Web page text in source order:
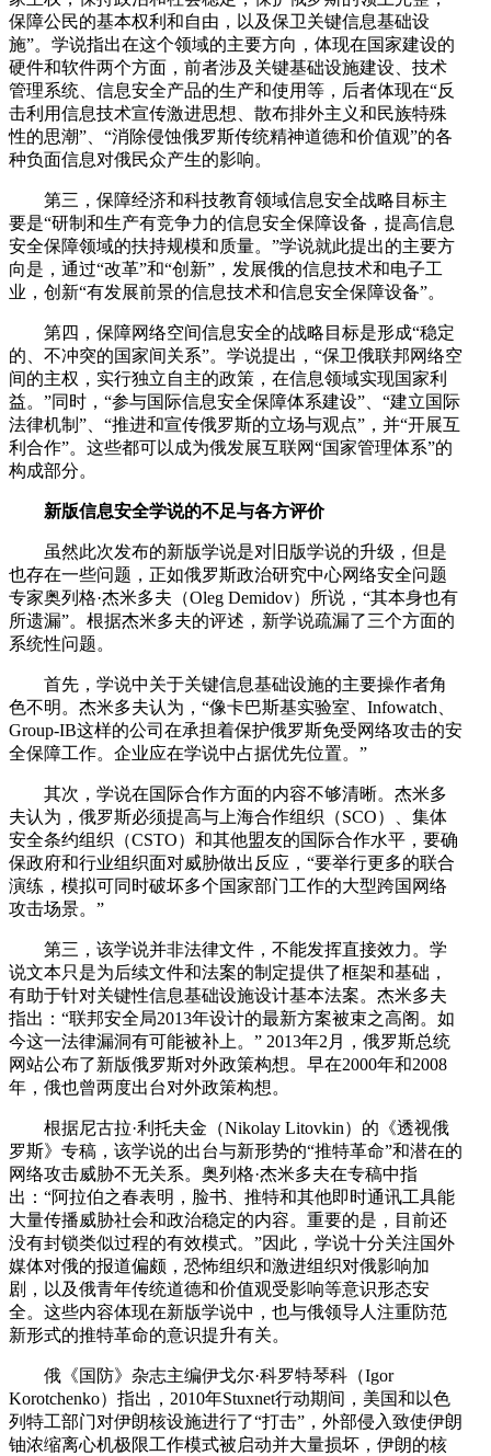
保障公民的基本权利和自由，以及保卫关键信息基础设
施”。学说指出在这个领域的主要方向，体现在国家建设的
硬件和软件两个方面，前者涉及关键基础设施建设、技术
管理系统、信息安全产品的生产和使用等，后者体现在“反
击利用信息技术宣传激进思想、散布排外主义和民族特殊
性的思潮”、“消除侵蚀俄罗斯传统精神道德和价值观”的各
种负面信息对俄民众产生的影响。
第三，保障经济和科技教育领域信息安全战略目标主
要是“研制和生产有竞争力的信息安全保障设备，提高信息
安全保障领域的扶持规模和质量。”学说就此提出的主要方
向是，通过“改革”和“创新”，发展俄的信息技术和电子工
业，创新“有发展前景的信息技术和信息安全保障设备”。
第四，保障网络空间信息安全的战略目标是形成“稳定
的、不冲突的国家间关系”。学说提出，“保卫俄联邦网络空
间的主权，实行独立自主的政策，在信息领域实现国家利
益。”同时，“参与国际信息安全保障体系建设”、“建立国际
法律机制”、“推进和宣传俄罗斯的立场与观点”，并“开展互
利合作”。这些都可以成为俄发展互联网“国家管理体系”的
构成部分。
新版信息安全学说的不足与各方评价
虽然此次发布的新版学说是对旧版学说的升级，但是
也存在一些问题，正如俄罗斯政治研究中心网络安全问题
专家奥列格·杰米多夫（Oleg Demidov）所说，“其本身也有
所遗漏”。根据杰米多夫的评述，新学说疏漏了三个方面的
系统性问题。
首先，学说中关于关键信息基础设施的主要操作者角
色不明。杰米多夫认为，“像卡巴斯基实验室、Infowatch、
Group-IB这样的公司在承担着保护俄罗斯免受网络攻击的安
全保障工作。企业应在学说中占据优先位置。”
其次，学说在国际合作方面的内容不够清晰。杰米多
夫认为，俄罗斯必须提高与上海合作组织（SCO）、集体
安全条约组织（CSTO）和其他盟友的国际合作水平，要确
保政府和行业组织面对威胁做出反应，“要举行更多的联合
演练，模拟可同时破坏多个国家部门工作的大型跨国网络
攻击场景。”
第三，该学说并非法律文件，不能发挥直接效力。学
说文本只是为后续文件和法案的制定提供了框架和基础，
有助于针对关键性信息基础设施设计基本法案。杰米多夫
指出：“联邦安全局2013年设计的最新方案被束之高阁。如
今这一法律漏洞有可能被补上。” 2013年2月，俄罗斯总统
网站公布了新版俄罗斯对外政策构想。早在2000年和2008
年，俄也曾两度出台对外政策构想。
根据尼古拉·利托夫金（Nikolay Litovkin）的《透视俄
罗斯》专稿，该学说的出台与新形势的“推特革命”和潜在的
网络攻击威胁不无关系。奥列格·杰米多夫在专稿中指
出：“阿拉伯之春表明，脸书、推特和其他即时通讯工具能
大量传播威胁社会和政治稳定的内容。重要的是，目前还
没有封锁类似过程的有效模式。”因此，学说十分关注国外
媒体对俄的报道偏颇，恐怖组织和激进组织对俄影响加
剧，以及俄青年传统道德和价值观受影响等意识形态安
全。这些内容体现在新版学说中，也与俄领导人注重防范
新形式的推特革命的意识提升有关。
俄《国防》杂志主编伊戈尔·科罗特琴科（Igor
Korotchenko）指出，2010年Stuxnet行动期间，美国和以色
列特工部门对伊朗核设施进行了“打击”，外部侵入致使伊朗
铀浓缩离心机极限工作模式被启动并大量损坏，伊朗的核